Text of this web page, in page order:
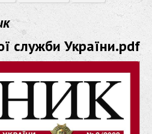
служби України.pdf